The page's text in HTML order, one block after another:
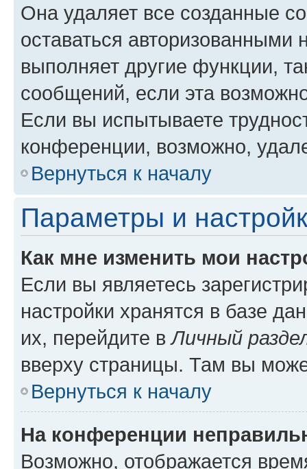
Она удаляет все созданные
оставаться авторизованными
выполняет другие функции,
сообщений, если эта
Если вы испытываете
конференции, возможно,
Вернуться к началу
Параметры и
Как мне изменить мои
Если вы являетесь
настройки хранятся в базе
их, перейдите вЛичный
вверху страницы. Там вы
Вернуться к началу
На конференции
Возможно, отображается